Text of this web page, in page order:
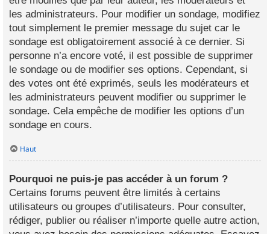
les administrateurs. Pour modifier un sondage, modifiez
tout simplement le premier message du sujet car le
sondage est obligatoirement associé à ce dernier. Si
personne n’a encore voté, il est possible de supprimer
le sondage ou de modifier ses options. Cependant, si
des votes ont été exprimés, seuls les modérateurs et
les administrateurs peuvent modifier ou supprimer le
sondage. Cela empêche de modifier les options d’un
sondage en cours.
Haut
Pourquoi ne puis-je pas accéder à un forum ?
Certains forums peuvent être limités à certains
utilisateurs ou groupes d’utilisateurs. Pour consulter,
rédiger, publier ou réaliser n’importe quelle autre action,